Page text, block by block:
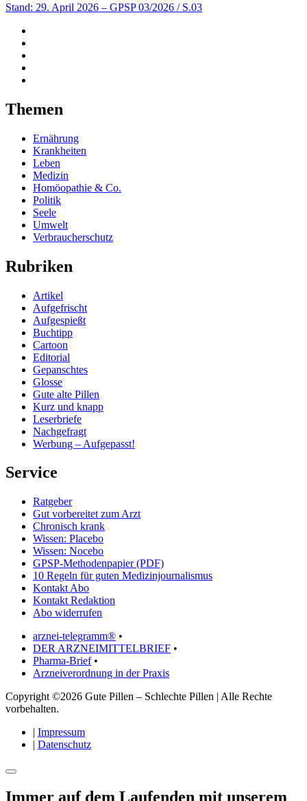
Stand: 29. April 2026 – GPSP 03/2026 / S.03
Themen
Ernährung
Krankheiten
Leben
Medizin
Homöopathie & Co.
Politik
Seele
Umwelt
Verbraucherschutz
Rubriken
Artikel
Aufgefrischt
Aufgespießt
Buchtipp
Cartoon
Editorial
Gepanschtes
Glosse
Gute alte Pillen
Kurz und knapp
Leserbriefe
Nachgefragt
Werbung – Aufgepasst!
Service
Ratgeber
Gut vorbereitet zum Arzt
Chronisch krank
Wissen: Placebo
Wissen: Nocebo
GPSP-Methodenpapier (PDF)
10 Regeln für guten Medizinjournalismus
Kontakt Abo
Kontakt Redaktion
Abo widerrufen
arznei-telegramm® •
DER ARZNEIMITTELBRIEF •
Pharma-Brief•
Arzneiverordnung in der Praxis
Copyright ©2026 Gute Pillen – Schlechte Pillen | Alle Rechte
vorbehalten.
| Impressum
| Datenschutz
Immer auf dem Laufenden mit unserem